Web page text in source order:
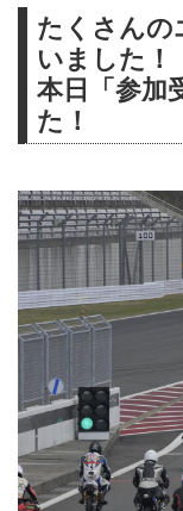
たくさんの
いました！
本日「参加
た！